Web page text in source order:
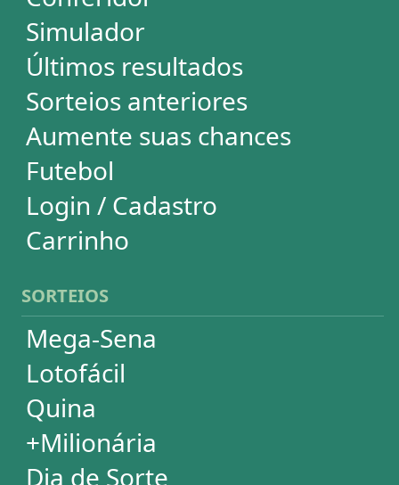
ESTATÍSTICAS
Mega-Sena
Lotofácil
Quina
+Milionária
Dia de Sorte
Super Sete
Timemania
Dupla-Sena
Lotomania
Powerball
Mega Millions
Euromillions
DESDOBRAMENTOS